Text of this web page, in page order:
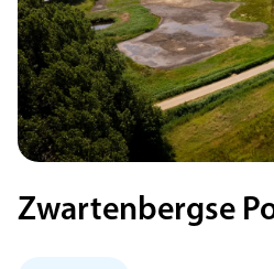
Zwartenbergse